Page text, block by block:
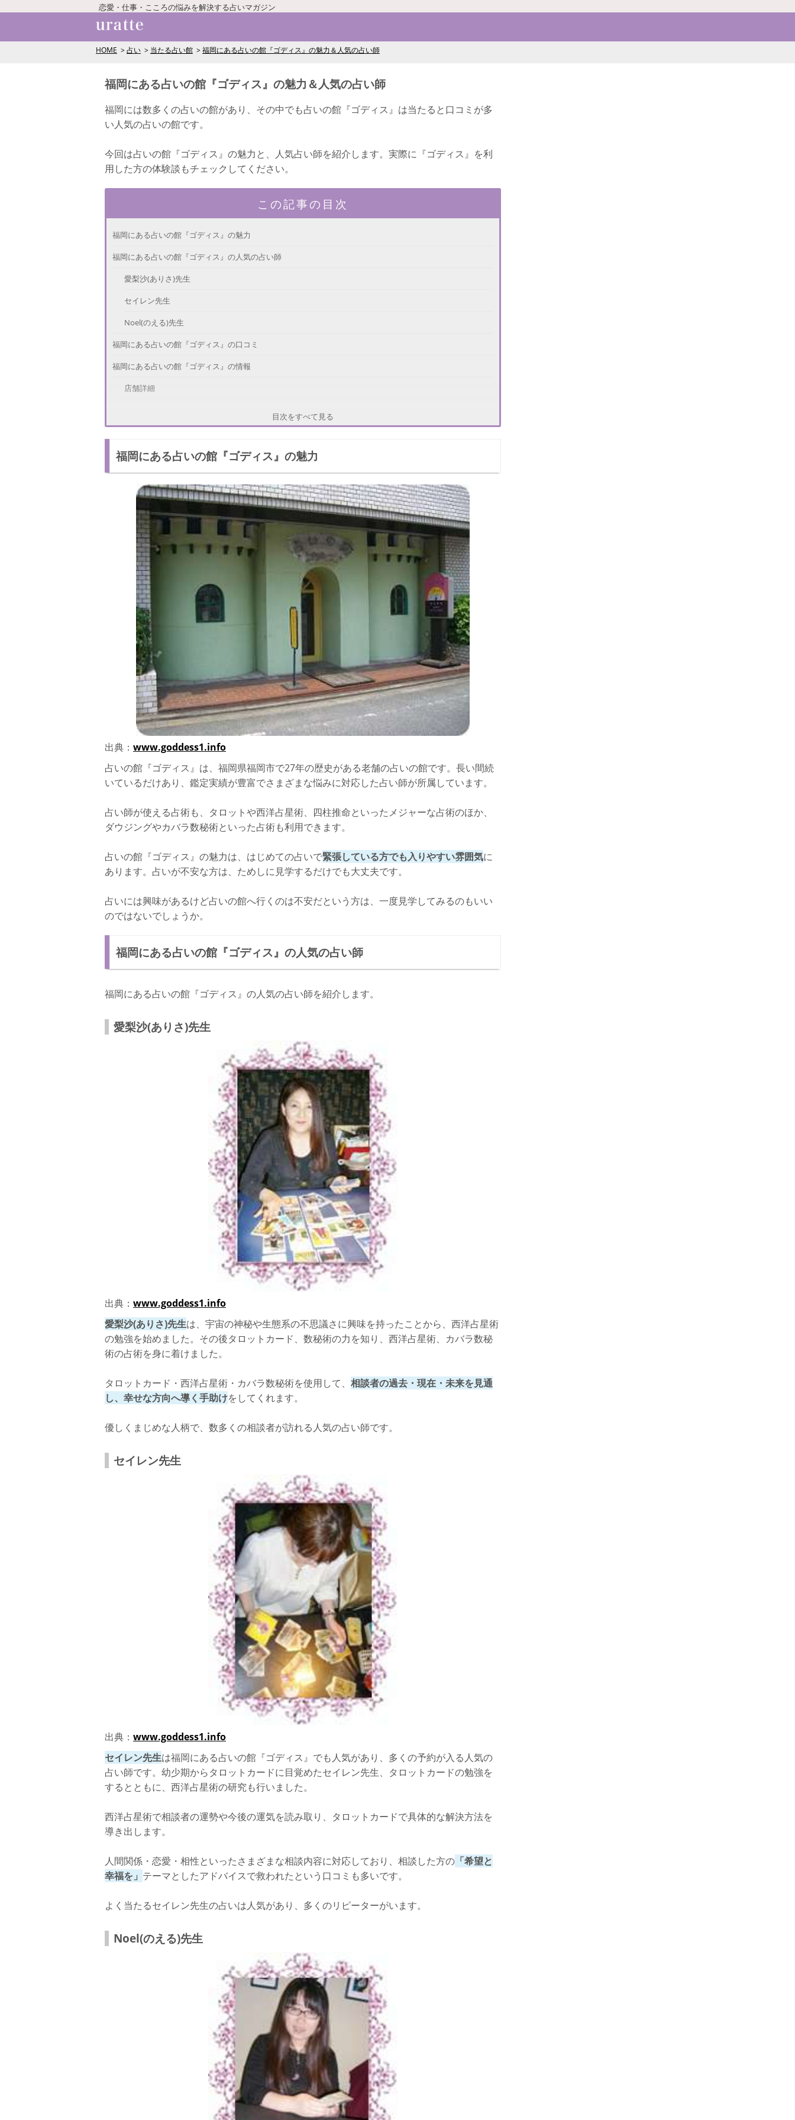
恋愛・仕事・こころの悩みを解決する占いマガジン
HOME 占い 当たる占い館 福岡にある占いの館『ゴディス』の魅力＆人気の占い師
福岡にある占いの館『ゴディス』の魅力＆人気の占い師
福岡には数多くの占いの館があり、その中でも占いの館『ゴディス』は当たると口コミが多
い人気の占いの館です。
今回は占いの館『ゴディス』の魅力と、人気占い師を紹介します。実際に『ゴディス』を利
用した方の体験談もチェックしてください。
この記事の目次
福岡にある占いの館『ゴディス』の魅力
福岡にある占いの館『ゴディス』の人気の占い師
愛梨沙(ありさ)先生
セイレン先生
Noel(のえる)先生
福岡にある占いの館『ゴディス』の口コミ
福岡にある占いの館『ゴディス』の情報
店舗詳細
目次をすべて見る
福岡にある占いの館『ゴディス』の魅力
出典： www.goddess1.info
占いの館『ゴディス』は、福岡県福岡市で27年の歴史がある老舗の占いの館です。長い間続
いているだけあり、鑑定実績が豊富でさまざまな悩みに対応した占い師が所属しています。
占い師が使える占術も、タロットや西洋占星術、四柱推命といったメジャーな占術のほか、
ダウジングやカバラ数秘術といった占術も利用できます。
占いの館『ゴディス』の魅力は、はじめての占いで緊張している方でも入りやすい雰囲気に
あります。占いが不安な方は、ためしに見学するだけでも大丈夫です。
占いには興味があるけど占いの館へ行くのは不安だという方は、一度見学してみるのもいい
のではないでしょうか。
福岡にある占いの館『ゴディス』の人気の占い師
福岡にある占いの館『ゴディス』の人気の占い師を紹介します。
愛梨沙(ありさ)先生
出典： www.goddess1.info
愛梨沙(ありさ)先生は、宇宙の神秘や生態系の不思議さに興味を持ったことから、西洋占星術
の勉強を始めました。その後タロットカード、数秘術の力を知り、西洋占星術、カバラ数秘
術の占術を身に着けました。
タロットカード・西洋占星術・カバラ数秘術を使用して、 相談者の過去・現在・未来を見通
し、幸せな方向へ導く手助けをしてくれます。
優しくまじめな人柄で、数多くの相談者が訪れる人気の占い師です。
セイレン先生
出典： www.goddess1.info
セイレン先生は福岡にある占いの館『ゴディス』でも人気があり、多くの予約が入る人気の
占い師です。幼少期からタロットカードに目覚めたセイレン先生、タロットカードの勉強を
するとともに、西洋占星術の研究も行いました。
西洋占星術で相談者の運勢や今後の運気を読み取り、タロットカードで具体的な解決方法を
導き出します。
人間関係・恋愛・相性といったさまざまな相談内容に対応しており、相談した方の 「希望と
幸福を」 テーマとしたアドバイスで救われたという口コミも多いです。
よく当たるセイレン先生の占いは人気があり、多くのリピーターがいます。
Noel(のえる)先生